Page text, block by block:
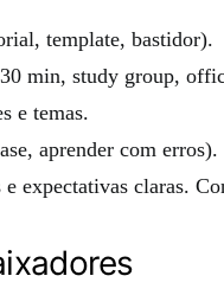
template, bastidor).
min, study group,
e temas.
aprender com erros).
expectativas claras.